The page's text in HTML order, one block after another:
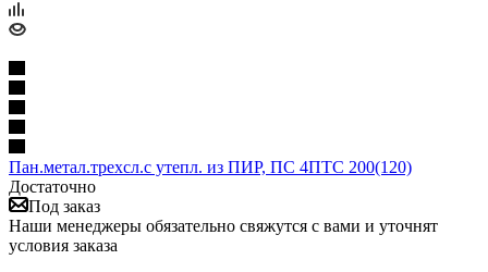
Пан.метал.трехсл.с утепл. из ПИР, ПС 4ПТС 200(120)
Достаточно
Под заказ
Наши менеджеры обязательно свяжутся с вами и уточнят
условия заказа